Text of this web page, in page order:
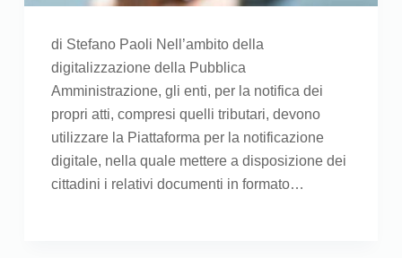
di Stefano Paoli Nell’ambito della
digitalizzazione della Pubblica
Amministrazione, gli enti, per la notifica dei
propri atti, compresi quelli tributari, devono
utilizzare la Piattaforma per la notificazione
digitale, nella quale mettere a disposizione dei
cittadini i relativi documenti in formato…